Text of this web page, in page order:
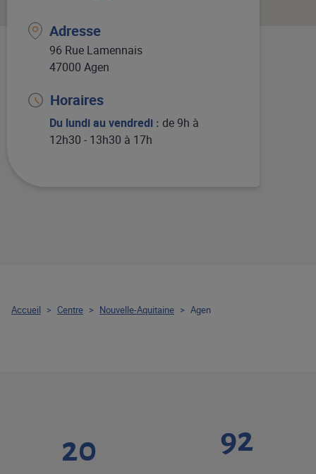
Adresse
96 Rue Lamennais
47000 Agen
Horaires
Du lundi au vendredi : de 9h à
12h30 - 13h30 à 17h
20 92
Accueil > Centre > Nouvelle-Aquitaine > Agen